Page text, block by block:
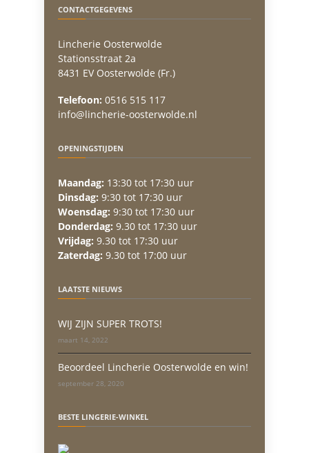
CONTACTGEGEVENS
Lincherie Oosterwolde
Stationsstraat 2a
8431 EV Oosterwolde (Fr.)
Telefoon: 0516 515 117
info@lincherie-oosterwolde.nl
OPENINGSTIJDEN
Maandag: 13:30 tot 17:30 uur
Dinsdag: 9:30 tot 17:30 uur
Woensdag: 9:30 tot 17:30 uur
Donderdag: 9.30 tot 17:30 uur
Vrijdag: 9.30 tot 17:30 uur
Zaterdag: 9.30 tot 17:00 uur
LAATSTE NIEUWS
WIJ ZIJN SUPER TROTS!
maart 14, 2022
Beoordeel Lincherie Oosterwolde en win!
september 28, 2020
BESTE LINGERIE-WINKEL